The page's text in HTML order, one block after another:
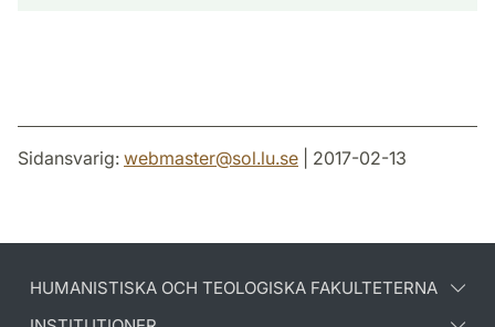
Sidansvarig: webmaster@sol.lu.se | 2017-02-13
HUMANISTISKA OCH TEOLOGISKA FAKULTETERNA